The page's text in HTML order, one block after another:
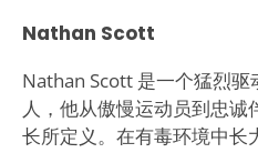
Nathan Scott
Nathan Scott 是一个猛烈驱
人，他从傲慢运动员到忠
长所定义。在有毒环境中长